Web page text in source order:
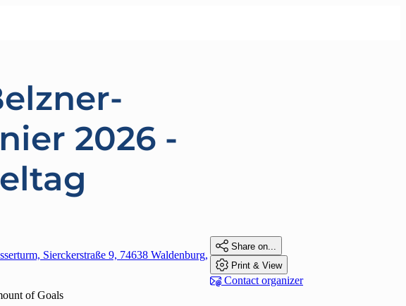
2026 -
Sierckerstraße 9, 74638 Waldenburg,
of Goals
 Share on...
 Print & View
 Contact organizer